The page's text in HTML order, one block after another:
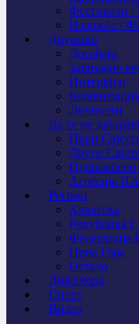
Фестивали /
Изложбе /
Друштво
Догађаји
Завичајне
Интервјуи
Личности
Да се не
Први
Други
Одбрамбено
Агресија
Регион
Хрватска
Република
Федерација
Црна Гора
Остало
Дијаспора
Спорт
Видео